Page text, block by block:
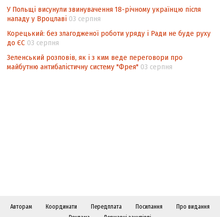
У Польщі висунули звинувачення 18-річному українцю після
нападу у Вроцлаві 03 серпня
Корецький: без злагодженої роботи уряду і Ради не буде руху
до ЄС 03 серпня
Зеленський розповів, як і з ким веде переговори про
майбутню антибалістичну систему "Фрея" 03 серпня
Авторам Координати Передплата Посилання
Про видання